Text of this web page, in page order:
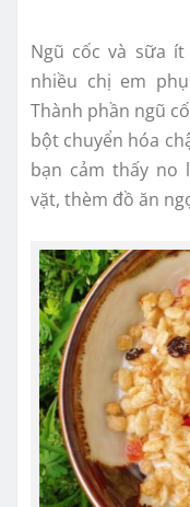
Ngũ cốc và sữa
nhiều chị em
Thành phần ngũ
bột chuyển hóa
bạn cảm thấy no
vặt, thèm đồ ăn